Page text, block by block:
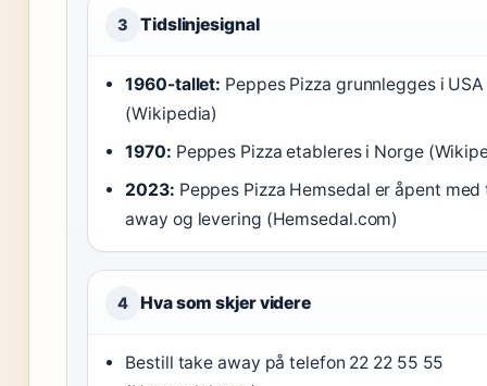
3 Tidslinjesignal
1960-tallet: Peppes Pizza grunnlegges i USA
(Wikipedia)
1970: Peppes Pizza etableres i Norge
2023: Peppes Pizza Hemsedal er åpent med
away og levering (Hemsedal.com)
4 Hva som skjer videre
Bestill take away på telefon 22 22 55 55